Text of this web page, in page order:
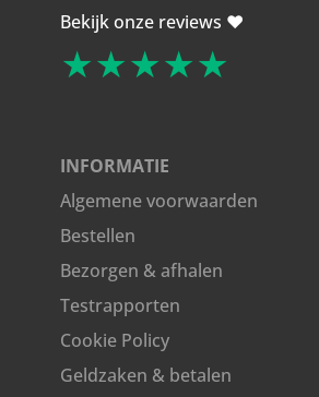
Bekijk onze reviews ❤️
★★★★★
INFORMATIE
Algemene voorwaarden
Bestellen
Bezorgen & afhalen
Testrapporten
Cookie Policy
Geldzaken & betalen